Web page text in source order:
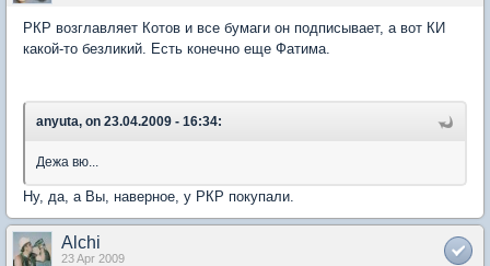
РКР возглавляет Котов и все бумаги он подписывает, а вот КИ
какой-то безликий. Есть конечно еще Фатима.
anyuta, on 23.04.2009 - 16:34:
Дежа вю...
Ну, да, а Вы, наверное, у РКР покупали.
Alchi
23 Apr 2009